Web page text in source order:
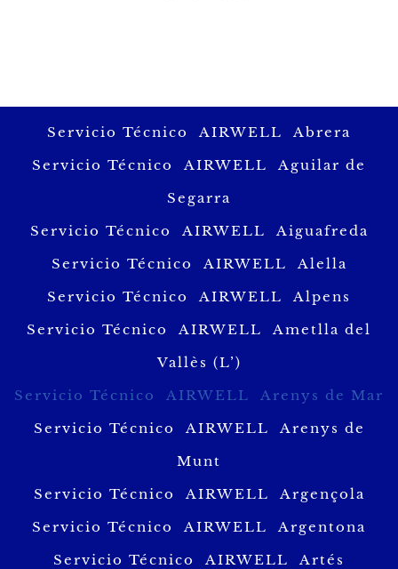
Servicio Técnico AIRWELL Abrera
Servicio Técnico AIRWELL Aguilar de
Segarra
Servicio Técnico AIRWELL Aiguafreda
Servicio Técnico AIRWELL Alella
Servicio Técnico AIRWELL Alpens
Servicio Técnico AIRWELL Ametlla del
Vallès (L’)
Servicio Técnico AIRWELL Arenys de Mar
Servicio Técnico AIRWELL Arenys de
Munt
Servicio Técnico AIRWELL Argençola
Servicio Técnico AIRWELL Argentona
Servicio Técnico AIRWELL Artés